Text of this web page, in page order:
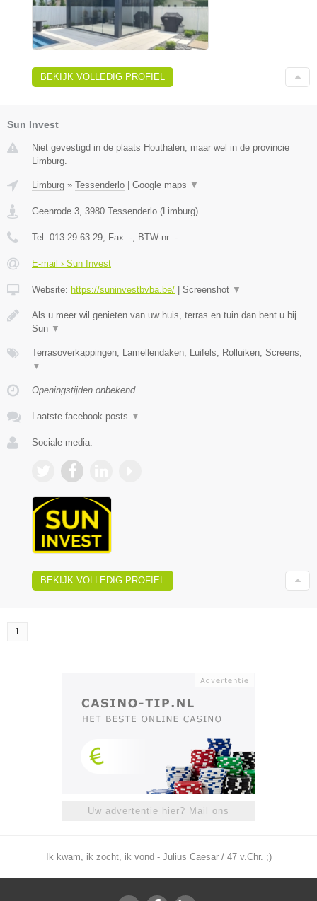
BEKIJK VOLLEDIG PROFIEL
Sun Invest
Niet gevestigd in de plaats Houthalen, maar wel in de provincie
Limburg.
Limburg » Tessenderlo Google maps ▼
Geenrode 3, 3980 Tessenderlo (Limburg)
Tel: 013 29 63 29, Fax: -, BTW-nr: -
E-mail › Sun Invest
Website: https://suninvestbvba.be/ Screenshot ▼
Als u meer wil genieten van uw huis, terras en tuin dan bent u bij
Sun ▼
Terrasoverkappingen, Lamellendaken, Luifels, Rolluiken, Screens,
▼
Openingstijden onbekend
Laatste facebook posts ▼
Sociale media:
BEKIJK VOLLEDIG PROFIEL
1
Uw advertentie hier? Mail ons
Ik kwam, ik zocht, ik vond - Julius Caesar / 47 v.Chr. ;)